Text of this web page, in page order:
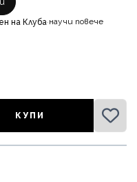
на Клуба·научи повече
КУПИ